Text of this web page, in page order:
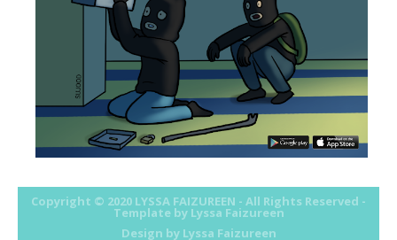
Copyright © 2020 LYSSA FAIZUREEN - All Rights Reserved -
Template by Lyssa Faizureen
Design by Lyssa Faizureen